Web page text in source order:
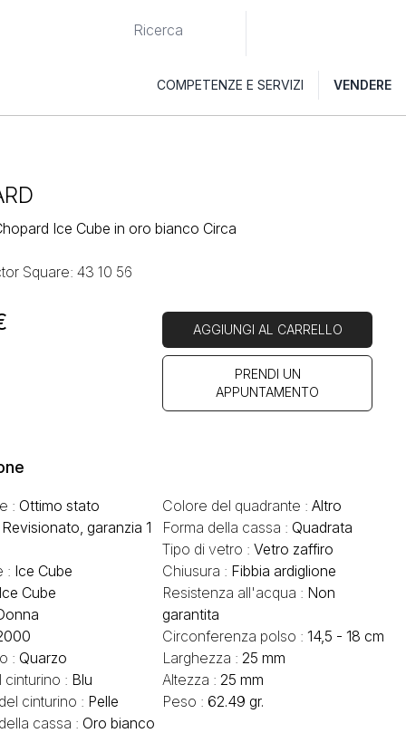
COMPETENZE E SERVIZI VENDERE
Ice Cube in oro bianco Circa
Square: 43 10 56
AGGIUNGI AL CARRELLO
PRENDI UN
APPUNTAMENTO
: Ottimo stato
Revisionato, garanzia 1
: Ice Cube
Ice Cube
: Quarzo
: Blu
cinturino : Pelle
cassa : Oro bianco
Colore del quadrante :Altro
Forma della cassa : Quadrata
Tipo di vetro :Vetro zaffiro
Chiusura : Fibbia ardiglione
Resistenza all'acqua : Non
garantita
Circonferenza polso :14,5 - 18 cm
Larghezza :25 mm
Altezza :25 mm
Peso :62.49 gr.